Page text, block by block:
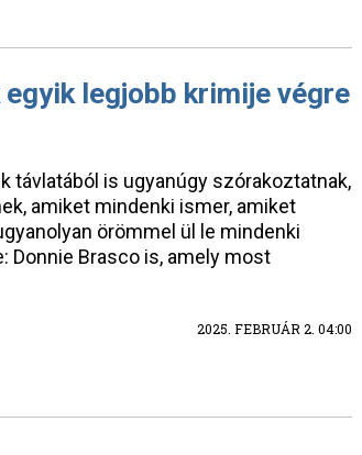
legjobb krimije végre
távlatából is ugyanúgy szórakoztatnak,
amiket mindenki ismer, amiket
örömmel ül le mindenki
Donnie Brasco is, amely most
2025. FEBRUÁR 2. 04:00